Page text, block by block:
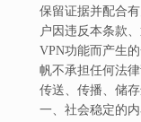
保留证据并配合
户因违反本条款
VPN功能而产生
帆不承担任何法
传送、传播、储
一、社会稳定的